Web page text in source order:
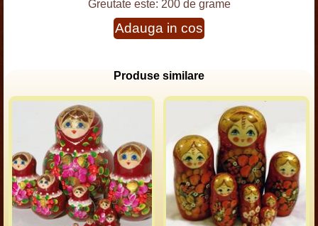
Greutate este: 200 de grame
Adauga in cos
Produse similare